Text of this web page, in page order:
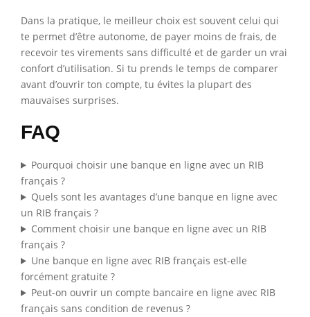
Dans la pratique, le meilleur choix est souvent celui qui
te permet d’être autonome, de payer moins de frais, de
recevoir tes virements sans difficulté et de garder un vrai
confort d’utilisation. Si tu prends le temps de comparer
avant d’ouvrir ton compte, tu évites la plupart des
mauvaises surprises.
FAQ
Pourquoi choisir une banque en ligne avec un RIB
français ?
Quels sont les avantages d’une banque en ligne avec
un RIB français ?
Comment choisir une banque en ligne avec un RIB
français ?
Une banque en ligne avec RIB français est-elle
forcément gratuite ?
Peut-on ouvrir un compte bancaire en ligne avec RIB
français sans condition de revenus ?